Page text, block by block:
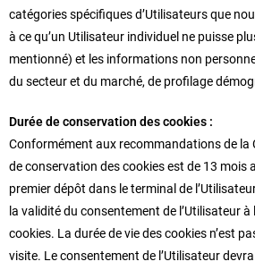
catégories spécifiques d’Utilisateurs que
à ce qu’un Utilisateur individuel ne puisse
mentionné) et les informations non
du secteur et du marché, de profilage
Durée de conservation des cookies :
Conformément aux recommandations de la
de conservation des cookies est de 13 mois
premier dépôt dans le terminal de
la validité du consentement de l’Utilisateur à
cookies. La durée de vie des cookies n’est
visite. Le consentement de l’Utilisateur